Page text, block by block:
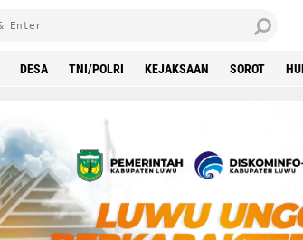
DESA TNI/POLRI KEJAKSAAN SOROT